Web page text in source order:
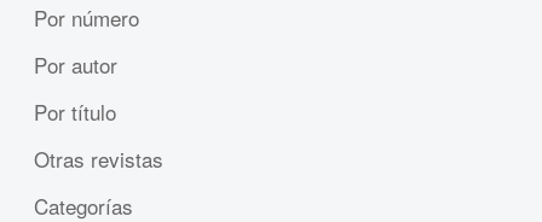
Por número
Por autor
Por título
Otras revistas
Categorías